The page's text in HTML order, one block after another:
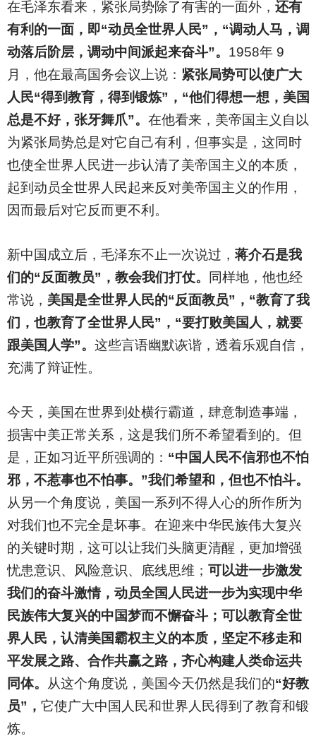
在毛泽东看来，紧张局势除了有害的一面外， 还有
有利的一面，即“动员全世界人民”，“调动人马，调
动落后阶层，调动中间派起来奋斗”。 1958年 9
月，他在最高国务会议上说： 紧张局势可以使广大
人民“得到教育，得到锻炼”，“他们得想一想，美国
总是不好，张牙舞爪”。 在他看来，美帝国主义自以
为紧张局势总是对它自己有利，但事实是，这同时
也使全世界人民进一步认清了美帝国主义的本质，
起到动员全世界人民起来反对美帝国主义的作用，
因而最后对它反而更不利。
新中国成立后，毛泽东不止一次说过， 蒋介石是我
们的“反面教员”，教会我们打仗。
同样地，他也经
常说， 美国是全世界人民的“反面教员”，“教育了我
们，也教育了全世界人民”，“要打败美国人，就要
跟美国人学”。 这些言语幽默诙谐，透着乐观自信，
充满了辩证性。
今天，美国在世界到处横行霸道，肆意制造事端，
损害中美正常关系，这是我们所不希望看到的。但
是，正如习近平所强调的： “中国人民不信邪也不怕
邪，不惹事也不怕事。”我们希望和，但也不怕斗。
从另一个角度说，美国一系列不得人心的所作所为
对我们也不完全是坏事。在迎来中华民族伟大复兴
的关键时期，这可以让我们头脑更清醒，更加增强
忧患意识、风险意识、底线思维； 可以进一步激发
我们的奋斗激情，动员全国人民进一步为实现中华
民族伟大复兴的中国梦而不懈奋斗；可以教育全世
界人民，认清美国霸权主义的本质，坚定不移走和
平发展之路、合作共赢之路，齐心构建人类命运共
同体。
从这个角度说，美国今天仍然是我们的“好教
员”， 它使广大中国人民和世界人民得到了教育和锻
炼。